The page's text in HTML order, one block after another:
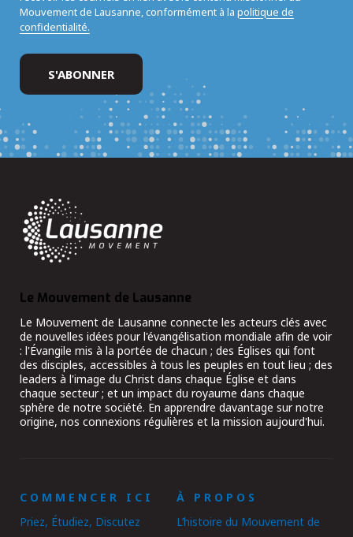
Mouvement de Lausanne, conformément à la politique de
confidentialité.
Le Mouvement de Lausanne
Le Mouvement de Lausanne connecte les acteurs clés avec
de nouvelles idées pour l'évangélisation mondiale afin de voir
: l'Évangile mis à la portée de chacun ; des Églises qui font
des disciples, accessibles à tous les peuples en tout lieu ; des
leaders à l'image du Christ dans chaque Église et dans
chaque secteur ; et un impact du royaume dans chaque
sphère de notre société. En apprendre davantage sur notre
origine, nos connexions régulières et la mission aujourd'hui.
COMMENCER ICI
Priez, Étudiez, Discutez
À PROPOS
L’histoire du Mouvement de